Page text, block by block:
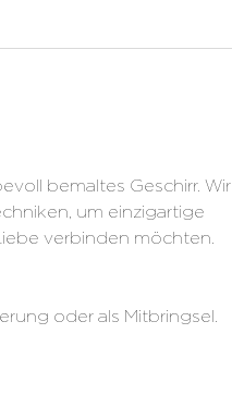
bemaItes Geschirr. Wir
um einzigartige
verbinden möchten.
oder als Mitbringsel.